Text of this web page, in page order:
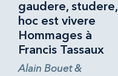
gaudere, studere,
hoc est vivere
Hommages à
Francis Tassaux
Alain Bouet &